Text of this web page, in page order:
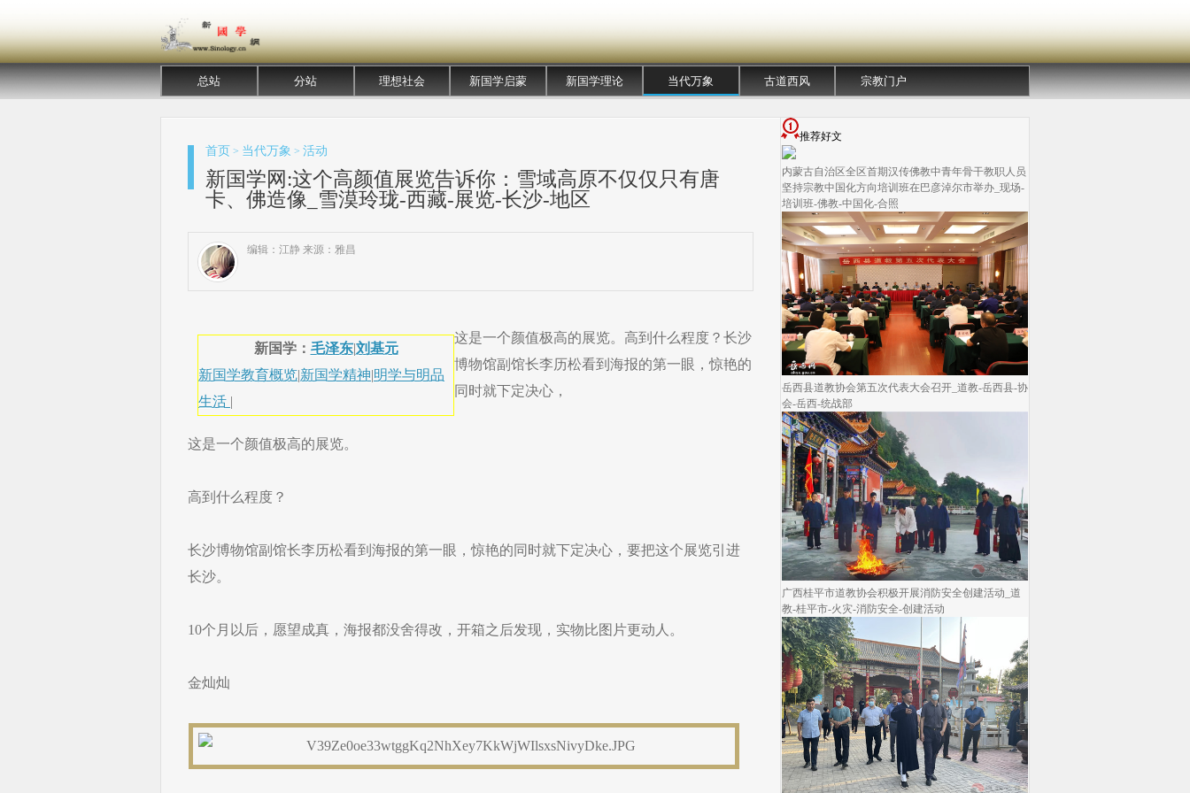
总站 分站 理想社会 新国学启蒙 新国学理论 当代万象 古道西风 宗教门户
首页 > 当代万象 > 活动
新国学网:这个高颜值展览告诉你：雪域高原不仅仅只有唐
卡、佛造像_雪漠玲珑-西藏-展览-长沙-地区
编辑：江静 来源：雅昌
新国学： 毛泽东|刘基元
新国学教育概览|新国学精神|明学与明品
生活 |
这是一个颜值极高的展览。高到什么程度？长沙
博物馆副馆长李历松看到海报的第一眼，惊艳的
同时就下定决心，
这是一个颜值极高的展览。
高到什么程度？
长沙博物馆副馆长李历松看到海报的第一眼，惊艳的同时就下定决心，要把这个展览引进
长沙。
10个月以后，愿望成真，海报都没舍得改，开箱之后发现，实物比图片更动人。
金灿灿
推荐好文
内蒙古自治区全区首期汉传佛教中青年骨干教职人员
坚持宗教中国化方向培训班在巴彦淖尔市举办_现场-
培训班-佛教-中国化-合照
岳西县道教协会第五次代表大会召开_道教-岳西县-协
会-岳西-统战部
广西桂平市道教协会积极开展消防安全创建活动_道
教-桂平市-火灾-消防安全-创建活动